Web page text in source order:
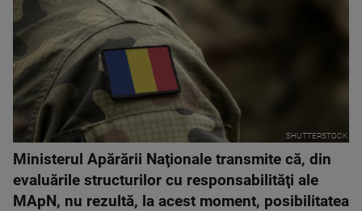
SHUTTERSTOCK
Ministerul Apărării Naţionale transmite că, din
evaluările structurilor cu responsabilităţi ale
MApN, nu rezultă, la acest moment, posibilitatea